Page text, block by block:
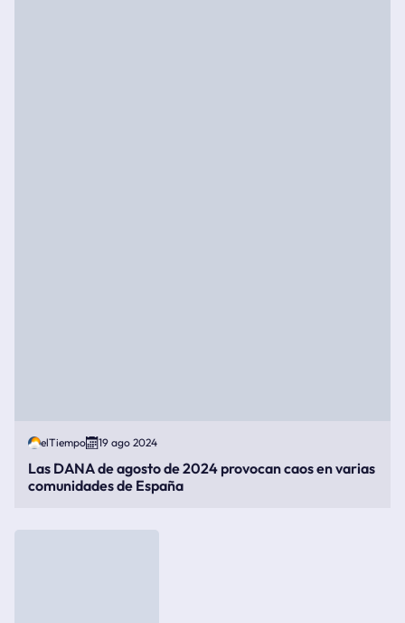
elTiempo 19 ago 2024
Las DANA de agosto de 2024 provocan caos en varias
comunidades de España